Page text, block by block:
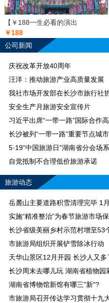
【￥188一生必看的演出
￥188
公司新闻
庆祝改革开放40周年
汪洋：推动旅游产业高质量发展
我社市场开发部在长沙市旅行社
安全生产月旅游安全宣传片
习近平出席“一带一路”国际合作
长沙被列“一带一路”重要节点城
5·19“中国旅游日”湖南省分会场
自觉抵制不合理低价旅游承诺
旅游动态
岳麓山主要道路积雪清理完毕 1
实施“精准整治”为春节旅游市场
长沙省级美丽乡村示范村增至53
市旅游局组织开展铲雪除冰行动
天华山景区12月开园 长沙人又多
长沙周末去哪儿玩 湖南省植物园
湖南省博物馆新馆有哪三"新"?
市旅游局召开传达学习贯彻十九